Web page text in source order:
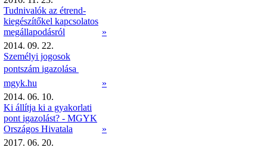
Tudnivalók az étrend-
kiegészítőkel kapcsolatos
megállapodásról
»
2014. 09. 22.
Személyi jogosok
pontszám igazolása 
mgyk.hu
»
2014. 06. 10.
Ki állítja ki a gyakorlati
pont igazolást? - MGYK
Országos Hivatala
»
2017. 06. 20.